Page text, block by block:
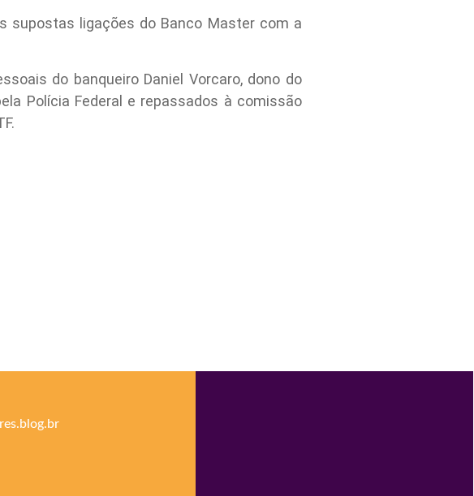
supostas ligações do Banco Master com a
do banqueiro Daniel Vorcaro, dono do
Polícia Federal e repassados à comissão